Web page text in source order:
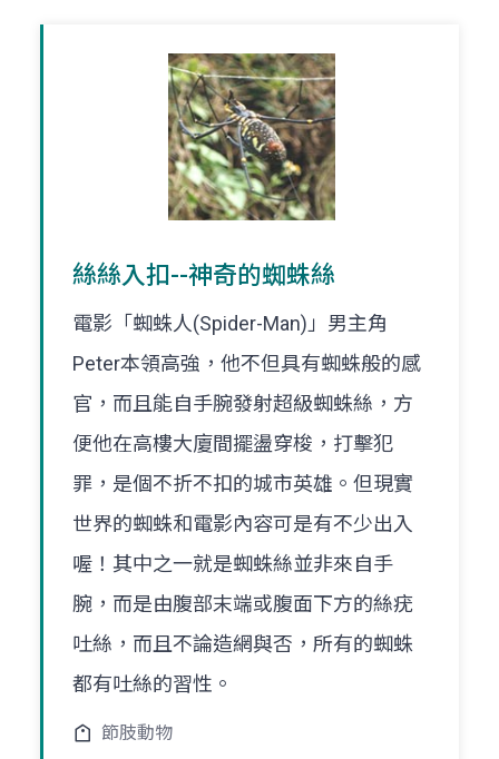
絲絲入扣--神奇的蜘蛛絲
電影「蜘蛛人(Spider-Man)」男主角
Peter本領高強，他不但具有蜘蛛般的感
官，而且能自手腕發射超級蜘蛛絲，方
便他在高樓大廈間擺盪穿梭，打擊犯
罪，是個不折不扣的城市英雄。但現實
世界的蜘蛛和電影內容可是有不少出入
喔！其中之一就是蜘蛛絲並非來自手
腕，而是由腹部末端或腹面下方的絲疣
吐絲，而且不論造網與否，所有的蜘蛛
都有吐絲的習性。
節肢動物